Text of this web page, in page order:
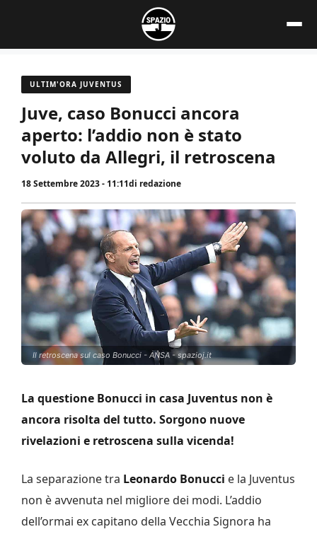
contenuto
ULTIM'ORA JUVENTUS
Juve, caso Bonucci ancora
aperto: l’addio non è stato
voluto da Allegri, il retroscena
18 Settembre 2023 - 11:11di redazione
Il retroscena sul caso Bonucci - ANSA - spazioj.it
La questione Bonucci in casa Juventus non è
ancora risolta del tutto. Sorgono nuove
rivelazioni e retroscena sulla vicenda!
La separazione tra Leonardo Bonucci e la Juventus
non è avvenuta nel migliore dei modi. L’addio
dell’ormai ex capitano della Vecchia Signora ha